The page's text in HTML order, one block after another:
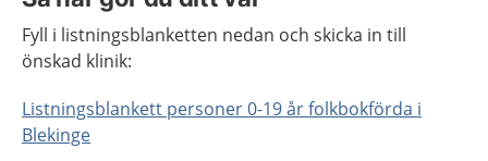
Fyll i listningsblanketten nedan och skicka in till
önskad klinik:
Listningsblankett personer 0-19 år folkbokförda i
Blekinge